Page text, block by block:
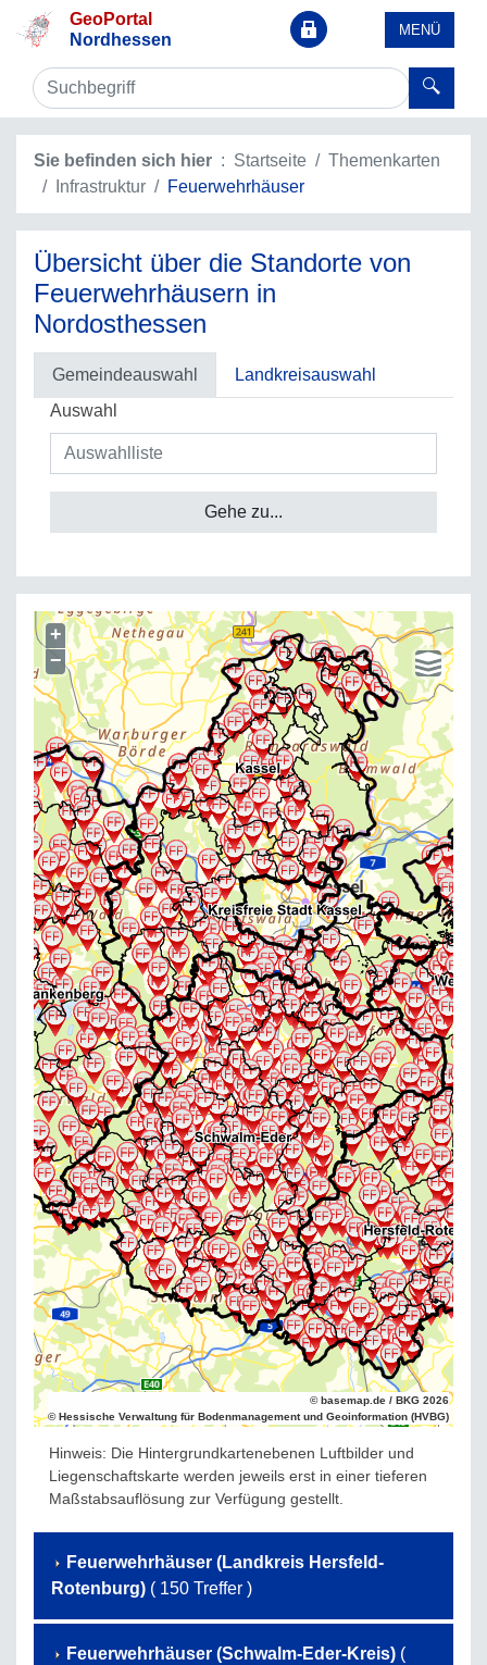
GeoPortal
Nordhessen
MENÜ
Sie befinden sich hier Startseite
Themenkarten
Infrastruktur
Feuerwehrhäuser
Übersicht über die Standorte von
Feuerwehrhäusern in
Nordosthessen
Gemeindeauswahl
Landkreisauswahl
Auswahl
Gehe zu...
+
−
© basemap.de / BKG 2026
© Hessische Verwaltung für Bodenmanagement und Geoinformation (HVBG)
Hinweis: Die Hintergrundkartenebenen Luftbilder und
Liegenschaftskarte werden jeweils erst in einer tieferen
Maßstabsauflösung zur Verfügung gestellt.
Feuerwehrhäuser (Landkreis Hersfeld-
Rotenburg) ( 150 Treffer )
Feuerwehrhäuser (Schwalm-Eder-Kreis) (